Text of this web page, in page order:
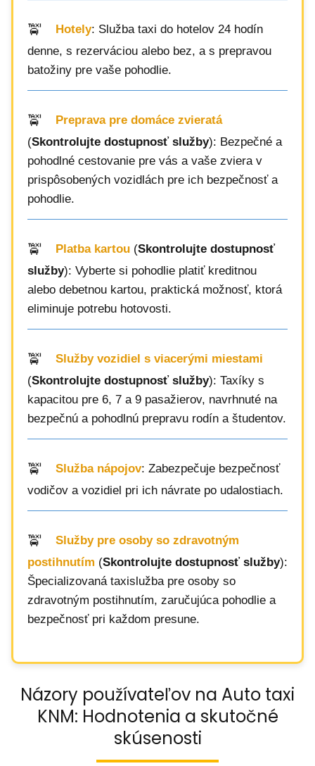
Hotely: Služba taxi do hotelov 24 hodín
denne, s rezerváciou alebo bez, a s prepravou
batožiny pre vaše pohodlie.
Preprava pre domáce zvieratá
(Skontrolujte dostupnosť služby): Bezpečné a
pohodlné cestovanie pre vás a vaše zviera v
prispôsobených vozidlách pre ich bezpečnosť a
pohodlie.
Platba kartou (Skontrolujte dostupnosť
služby): Vyberte si pohodlie platiť kreditnou
alebo debetnou kartou, praktická možnosť, ktorá
eliminuje potrebu hotovosti.
Služby vozidiel s viacerými miestami
(Skontrolujte dostupnosť služby): Taxíky s
kapacitou pre 6, 7 a 9 pasažierov, navrhnuté na
bezpečnú a pohodlnú prepravu rodín a študentov.
Služba nápojov: Zabezpečuje bezpečnosť
vodičov a vozidiel pri ich návrate po udalostiach.
Služby pre osoby so zdravotným
postihnutím (Skontrolujte dostupnosť služby):
Špecializovaná taxislužba pre osoby so
zdravotným postihnutím, zaručujúca pohodlie a
bezpečnosť pri každom presune.
Názory používateľov na Auto taxi
KNM: Hodnotenia a skutočné
skúsenosti